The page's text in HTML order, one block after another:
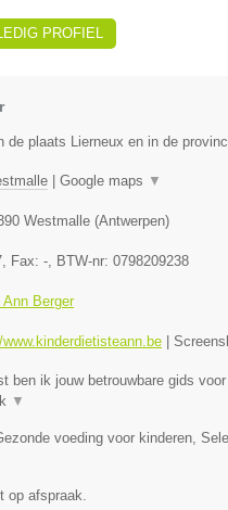
PROFIEL
de plaats Lierneux en in de
| Google maps ▼
Westmalle (Antwerpen)
, Fax: - , BTW-nr: 0798209238
Ann Berger
|
ben ik jouw betrouwbare gids voor
▼
voeding voor kinderen,
op afspraak.